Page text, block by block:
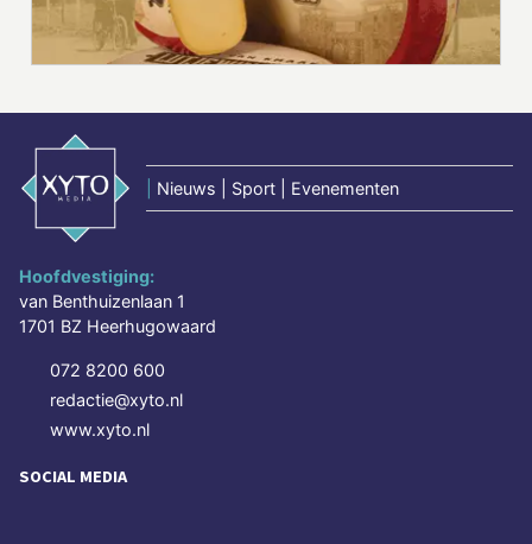
Nieuws | Sport | Evenementen
Hoofdvestiging:
van Benthuizenlaan 1
1701 BZ Heerhugowaard
072 8200 600
redactie@xyto.nl
www.xyto.nl
SOCIAL MEDIA